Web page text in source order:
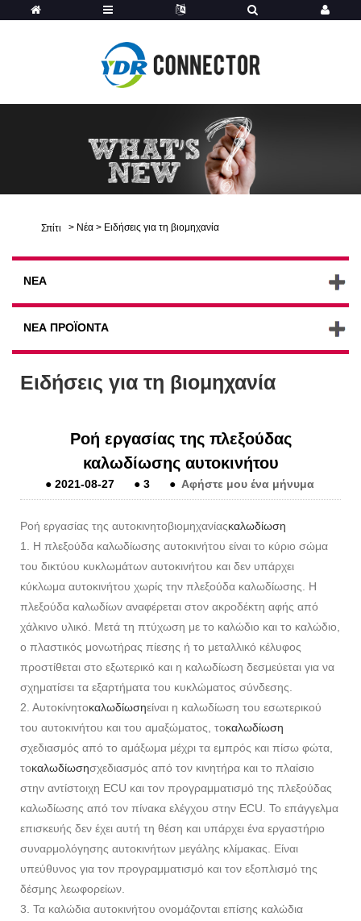
Σπίτι > Νέα > Ειδήσεις για τη βιομηχανία
ΝΈΑ
ΝΈΑ ΠΡΟΪΌΝΤΑ
Ειδήσεις για τη βιομηχανία
Ροή εργασίας της πλεξούδας
καλωδίωσης αυτοκινήτου
● 2021-08-27 ● 3 ● Αφήστε μου ένα μήνυμα
Ροή εργασίας της αυτοκινητοβιομηχανίαςκαλωδίωση
1. Η πλεξούδα καλωδίωσης αυτοκινήτου είναι το κύριο σώμα
του δικτύου κυκλωμάτων αυτοκινήτου και δεν υπάρχει
κύκλωμα αυτοκινήτου χωρίς την πλεξούδα καλωδίωσης. Η
πλεξούδα καλωδίων αναφέρεται στον ακροδέκτη αφής από
χάλκινο υλικό. Μετά τη πτύχωση με το καλώδιο και το καλώδιο,
ο πλαστικός μονωτήρας πίεσης ή το μεταλλικό κέλυφος
προστίθεται στο εξωτερικό και η καλωδίωση δεσμεύεται για να
σχηματίσει τα εξαρτήματα του κυκλώματος σύνδεσης.
2. Αυτοκίνητοκαλωδίωσηείναι η καλωδίωση του εσωτερικού
του αυτοκινήτου και του αμαξώματος, τοκαλωδίωση
σχεδιασμός από το αμάξωμα μέχρι τα εμπρός και πίσω φώτα,
τοκαλωδίωσησχεδιασμός από τον κινητήρα και το πλαίσιο
στην αντίστοιχη ECU και τον προγραμματισμό της πλεξούδας
καλωδίωσης από τον πίνακα ελέγχου στην ECU. Το επάγγελμα
επισκευής δεν έχει αυτή τη θέση και υπάρχει ένα εργαστήριο
συναρμολόγησης αυτοκινήτων μεγάλης κλίμακας. Είναι
υπεύθυνος για τον προγραμματισμό και τον εξοπλισμό της
δέσμης λεωφορείων.
3. Τα καλώδια αυτοκινήτου ονομάζονται επίσης καλώδια